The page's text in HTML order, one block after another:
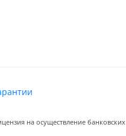
на осуществление банковских